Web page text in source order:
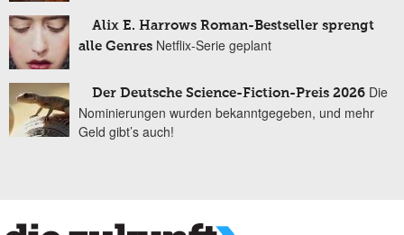
Alix E. Harrows Roman-Bestseller sprengt
alle Genres Netflix-Serie geplant
Der Deutsche Science-Fiction-Preis 2026 Die
Nominierungen wurden bekanntgegeben, und mehr
Geld gibt’s auch!